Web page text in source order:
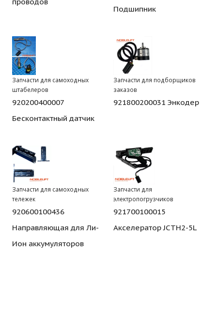
Подшипник
Запчасти для самоходных
штабелеров
920200400007
Бесконтактный датчик
Запчасти для подборщиков
заказов
921800200031 Энкодер
Запчасти для самоходных
тележек
920600100436
Направляющая для Ли-
Ион аккумуляторов
Запчасти для
электропогрузчиков
921700100015
Акселератор JCTH2-5L